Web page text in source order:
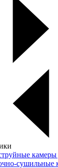
камеры
сушильные